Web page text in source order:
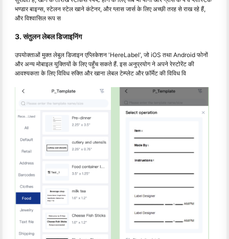
भण्डार बाइन्स, स्टेलन स्टेल खाने कंटेनर, और ग्लास जार्स के लिए अच्छी तरह से राख रहे हैं,
और विश्वासिल रूप स
3. संतुलन लेबल डिजाइनिंग
उपयोक्ताओं मुक्त लेबुल डिजाइन एप्लिकेशन 'HereLabel', जो iOS तथा Android फोनों
और अन्य मोबाइल युक्तियों के लिए पहुँच सकते हैं. इस अनुप्रयोग ने अपने रेस्टोरेंट की
आवश्यकता के लिए विविध रुक्ति और खाना लेबल टेम्प्लेट और फ़ॉर्मेट की विविध वि